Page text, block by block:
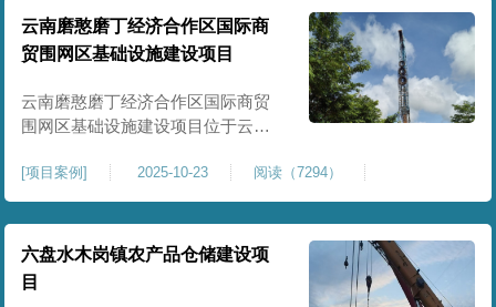
≥100kPa、压实系数≥0.94、压缩模
量≥5MPa，工程实施后将有效提升
场地整体承载力与均匀性，消除不
均匀沉降隐患，为园区高端装备产
业项目
云南磨憨磨丁经济合作区国际商
贸围网区基础设施建设项目
云南磨憨磨丁经济合作区国际商贸
围网区基础设施建设项目位于云南
商贸、口岸监管、通关查验的重要
基础设施工程。项目建设内容主要
为场地地基处理，处理总面积约 5
万平方米，采用强夯加固施工工
艺，通过全场地强夯提升地基承载
力、消除不均匀沉降，满足围网区
[项目案例] 2025-10-23 阅读（7294）
六盘水木岗镇农产品仓储建设项
目